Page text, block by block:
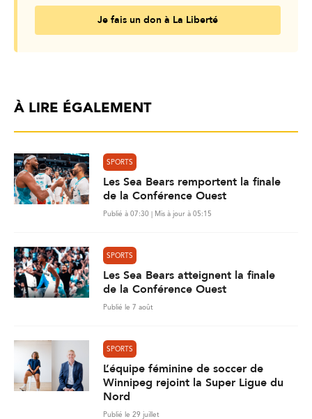
Je fais un don à La Liberté
À LIRE ÉGALEMENT
SPORTS
Les Sea Bears remportent la finale
de la Conférence Ouest
Publié à 07:30 | Mis à jour à 05:15
SPORTS
Les Sea Bears atteignent la finale
de la Conférence Ouest
Publié le 7 août
SPORTS
L’équipe féminine de soccer de
Winnipeg rejoint la Super Ligue du
Nord
Publié le 29 juillet